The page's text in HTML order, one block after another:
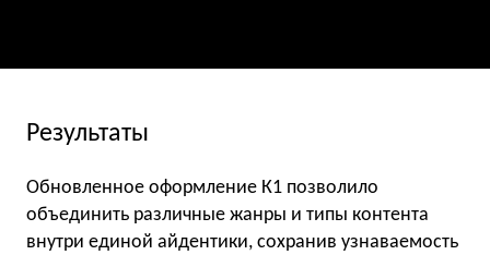
Результаты
Обновленное оформление К1 позволило
объединить различные жанры и типы контента
внутри единой айдентики, сохранив узнаваемость